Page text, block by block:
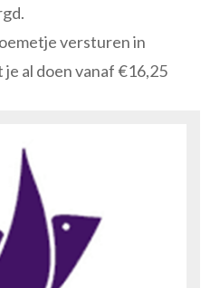
versturen in
al doen vanaf €16,25